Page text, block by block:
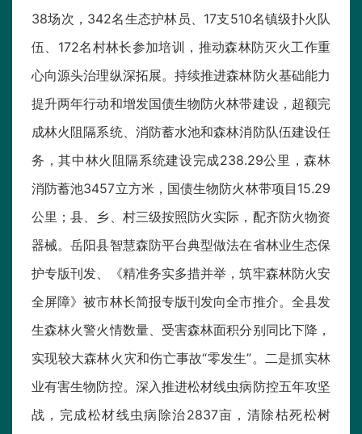
38场次，342名生态护林员、17支510名镇级扑火队
伍、172名村林长参加培训，推动森林防灭火工作重
心向源头治理纵深拓展。持续推进森林防火基础能力
提升两年行动和增发国债生物防火林带建设，超额完
成林火阻隔系统、消防蓄水池和森林消防队伍建设任
务，其中林火阻隔系统建设完成238.29公里，森林
消防蓄池3457立方米，国债生物防火林带项目15.29
公里；县、乡、村三级按照防火实际，配齐防火物资
器械。岳阳县智慧森防平台典型做法在省林业生态保
护专版刊发、《精准务实多措并举，筑牢森林防火安
全屏障》被市林长简报专版刊发向全市推介。全县发
生森林火警火情数量、受害森林面积分别同比下降，
实现较大森林火灾和伤亡事故“零发生”。二是抓实林
业有害生物防控。深入推进松材线虫病防控五年攻坚
战，完成松材线虫病除治2837亩，清除枯死松树